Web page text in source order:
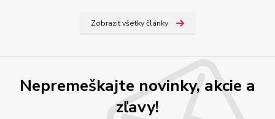
Zobraziť všetky články
Nepremeškajte novinky, akcie a
zľavy!